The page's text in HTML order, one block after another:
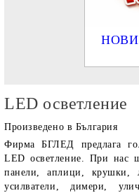
LED осветление
Произведено в България
ФирмаБГЛЕД
предлага
LED осветление. При нас
панели, аплици, крушки,
усилватели, димери,